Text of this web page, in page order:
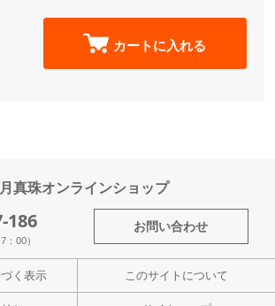
カートに入れる
真珠オンラインショップ
186
：00）
お問い合わせ
く表示 このサイトについて